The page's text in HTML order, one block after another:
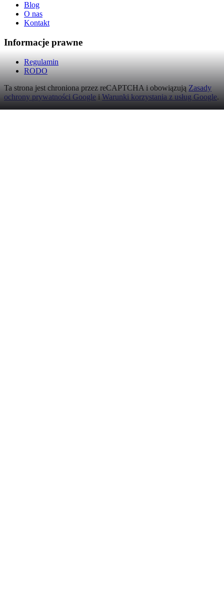
Blog
O nas
Kontakt
Informacje prawne
Regulamin
RODO
Ta strona jest chroniona przez reCAPTCHA i obowiązują Zasady
ochrony prywatności Google i Warunki korzystania z usług Google.